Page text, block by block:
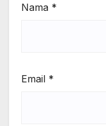
Nama *
Email *